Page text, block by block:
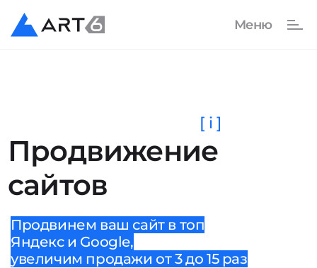
Продвижение
сайтов
[ i ]
Продвинем ваш сайт в топ
Яндекс и Google,
увеличим продажи от 3 до 15 раз